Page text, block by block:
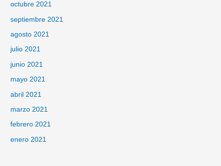
octubre 2021
septiembre 2021
agosto 2021
julio 2021
junio 2021
mayo 2021
abril 2021
marzo 2021
febrero 2021
enero 2021